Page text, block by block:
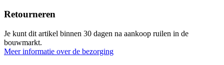
Retourneren
Je kunt dit artikel binnen 30 dagen na aankoop ruilen in de
bouwmarkt.
Meer informatie over de bezorging